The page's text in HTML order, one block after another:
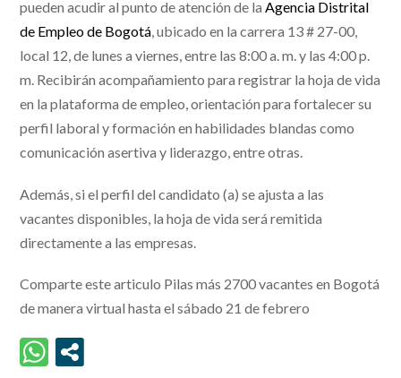
pueden acudir al punto de atención de laAgencia Distrital
de Empleo de Bogotá, ubicado en la carrera 13 # 27-00,
local 12, de lunes a viernes, entre las 8:00 a. m. y las 4:00 p.
m. Recibirán acompañamiento para registrar la hoja de vida
en la plataforma de empleo, orientación para fortalecer su
perfil laboral y formación en habilidades blandas como
comunicación asertiva y liderazgo, entre otras.
Además, si el perfil del candidato (a) se ajusta a las
vacantes disponibles, la hoja de vida será remitida
directamente a las empresas.
Comparte este articulo Pilas más 2700 vacantes en Bogotá
de manera virtual hasta el sábado 21 de febrero